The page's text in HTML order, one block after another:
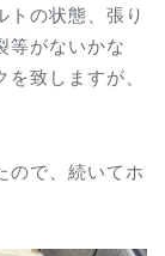
トの状態、張り
等がないかな
致しますが、
ので、続いてホ